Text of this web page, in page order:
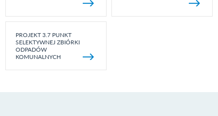
PROJEKT 3.7 PUNKT
SELEKTYWNEJ ZBIÓRKI
ODPADÓW
KOMUNALNYCH